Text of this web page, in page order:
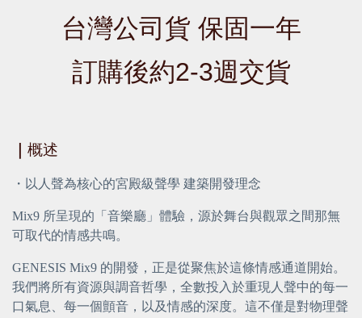
台灣公司貨 保固一年
訂購後約2-3週交貨
概述
・ 以人聲為核心的宮殿級聲學 建築開發理念
Mix9 所呈現的「音樂廳」體驗，源於舞台與觀眾之間那無
可取代的情感共鳴。
GENESIS Mix9 的開發，正是從聚焦於這條情感通道開始。
我們將所有資源與調音哲學，全數投入於重現人聲中的每一
口氣息、每一個顫音，以及情感的深度。這不僅是對物理聲